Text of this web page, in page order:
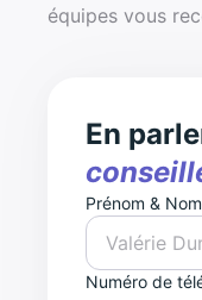
équipes vous
En
Prénom & Nom
Numéro de